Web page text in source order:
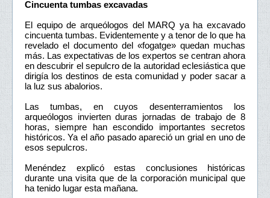
Cincuenta tumbas excavadas
El equipo de arqueólogos del MARQ ya ha excavado
cincuenta tumbas. Evidentemente y a tenor de lo que ha
revelado el documento del «fogatge» quedan muchas
más. Las expectativas de los expertos se centran ahora
en descubrir el sepulcro de la autoridad eclesiástica que
dirigía los destinos de esta comunidad y poder sacar a
la luz sus abalorios.
Las tumbas, en cuyos desenterramientos los
arqueólogos invierten duras jornadas de trabajo de 8
horas, siempre han escondido importantes secretos
históricos. Ya el año pasado apareció un grial en uno de
esos sepulcros.
Menéndez explicó estas conclusiones históricas
durante una visita que de la corporación municipal que
ha tenido lugar esta mañana.